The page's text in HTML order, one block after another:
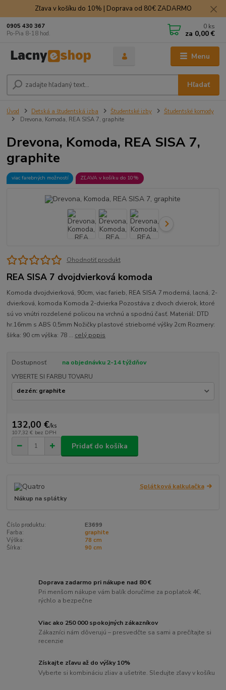
Zľava v košíku do 10% | Doprava od 80€ ZADARMO
Menu
Hľadať
0905 430 367
Po-Pia 8-18 hod.
0 ks
za 0,00 €
Úvod Detská a študentská izba Študentské izby
Študentské komody
Drevona, Komoda, REA SISA 7, graphite
Drevona, Komoda, REA SISA 7,
graphite
viac farebných možností ZĽAVA v košíku do 10%
Ohodnotiť produkt
REA SISA 7 dvojdvierková komoda
Komoda dvojdvierková, 90cm, viac farieb, REA SISA 7 moderná, lacná, 2-
dvierková, komoda Komoda 2-dvierka Pozostáva z dvoch dvierok, ktoré
sú vo vnútri rozdelené policou na vrchnú a spodnú časť. Materiál: DTD
hr.16mm s ABS 0,5mm Nožičky plastové strieborné výšky 2cm Rozmery:
šírka: 90 cm výška: 78 ... celý popis
Dostupnosť
na objednávku 2-14 týždňov
VYBERTE SI FARBU TOVARU
132,00 €/ks
107,32 € bez DPH
Pridať do košíka
Splátková kalkulačka
Nákup na splátky
Číslo produktu:
E3699
Farba:
graphite
Výška:
78 cm
Šírka:
90 cm
Doprava zadarmo pri nákupe nad 80 €
Pri menšom nákupe vám balík doručíme za poplatok 4€,
rýchlo a bezpečne
Viac ako 250 000 spokojných zákazníkov
Zákazníci nám dôverujú – presvedčte sa sami a prečítajte si
recenzie
Získajte zľavu až do výšky 10%
Vyberte si kombináciu zliav a ušetrite. Sledujte zľavy v košíku